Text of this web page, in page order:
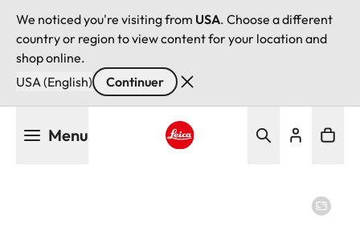
We noticed you're visiting from USA. Choose a different
country or region to view content for your location and
shop online.
USA (English)
Continuer
Menu